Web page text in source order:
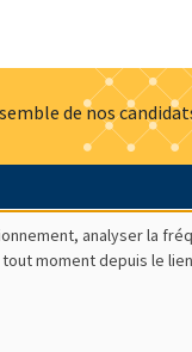
de nos
Offres
analyser la
moment depuis le